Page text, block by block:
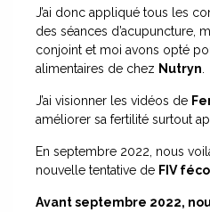
J’ai donc appliqué tous les
des séances d’acupuncture,
conjoint et moi avons opté
alimentaires de chez Nutryn
J’ai visionner les vidéos de
améliorer sa fertilité surtout
En septembre 2022, nous
nouvelle tentative de FIV
Avant septembre 2022,